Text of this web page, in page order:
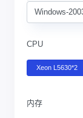
CPU
Xeon L5630*2
内存